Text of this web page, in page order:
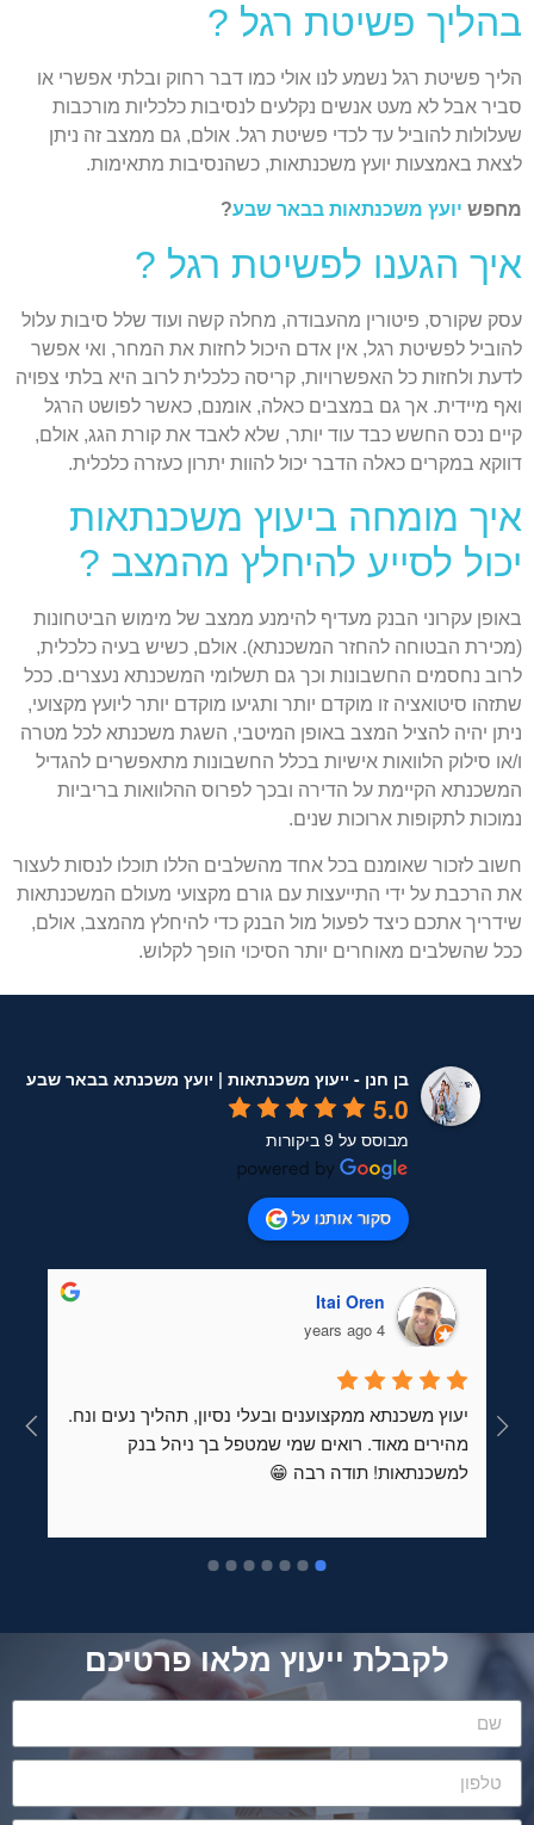
בהליך פשיטת רגל ?
הליך פשיטת רגל נשמע לנו אולי כמו דבר רחוק ובלתי אפשרי או
סביר אבל לא מעט אנשים נקלעים לנסיבות כלכליות מורכבות
שעלולות להוביל עד לכדי פשיטת רגל. אולם, גם ממצב זה ניתן
לצאת באמצעות יועץ משכנתאות, כשהנסיבות מתאימות.
מחפש יועץ משכנתאות בבאר שבע?
איך הגענו לפשיטת רגל ?
עסק שקורס, פיטורין מהעבודה, מחלה קשה ועוד שלל סיבות עלול
להוביל לפשיטת רגל, אין אדם היכול לחזות את המחר, ואי אפשר
לדעת ולחזות כל האפשרויות, קריסה כלכלית לרוב היא בלתי צפויה
ואף מיידית. אך גם במצבים כאלה, אומנם, כאשר לפושט הרגל
קיים נכס החשש כבד עוד יותר, שלא לאבד את קורת הגג, אולם,
דווקא במקרים כאלה הדבר יכול להוות יתרון כעזרה כלכלית.
איך מומחה ביעוץ משכנתאות
יכול לסייע להיחלץ מהמצב ?
באופן עקרוני הבנק מעדיף להימנע ממצב של מימוש הביטחונות
(מכירת הבטוחה להחזר המשכנתא). אולם, כשיש בעיה כלכלית,
לרוב נחסמים החשבונות וכך גם תשלומי המשכנתא נעצרים. ככל
שתזהו סיטואציה זו מוקדם יותר ותגיעו מוקדם יותר ליועץ מקצועי,
ניתן יהיה להציל המצב באופן המיטבי, השגת משכנתא לכל מטרה
ו/או סילוק הלוואות אישיות בכלל החשבונות מתאפשרים להגדיל
המשכנתא הקיימת על הדירה ובכך לפרוס ההלוואות בריביות
נמוכות לתקופות ארוכות שנים.
חשוב לזכור שאומנם בכל אחד מהשלבים הללו תוכלו לנסות לעצור
את הרכבת על ידי התייעצות עם גורם מקצועי מעולם המשכנתאות
שידריך אתכם כיצד לפעול מול הבנק כדי להיחלץ מהמצב, אולם,
ככל שהשלבים מאוחרים יותר הסיכוי הופך לקלוש.
בן חנן - ייעוץ משכנתאות | יועץ משכנתא בבאר שבע
5.0
מבוסס על 9 ביקורות
סקור אותנו על
Itai Oren
4 years ago
למשכנתאות! תודה רבה 😁
לקבלת ייעוץ מלאו פרטיכם